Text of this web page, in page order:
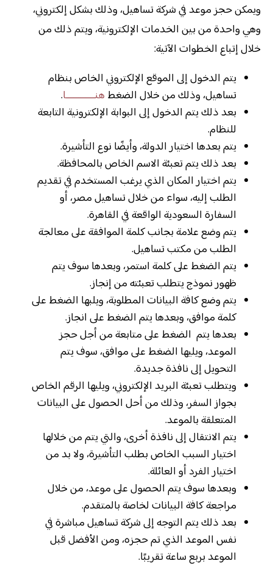
ويمكن حجز موعد في شركة تساهيل، وذلك بشكل إلكتروني،
وهي واحدة من بين الخدمات الإلكترونية، ويتم ذلك من
خلال إتباع الخطوات الآتية:
يتم الدخول إلى الموقع الإلكتروني الخاص بنظام
تساهيل، وذلك من خلال الضغط هنــــــــــــا.
بعد ذلك يتم الدخول إلى البوابة الإلكترونية التابعة
للنظام.
يتم بعدها اختيار الدولة، وأيضًا نوع التأشيرة.
بعد ذلك يتم تعبئة الاسم الخاص بالمحافظة.
يتم اختيار المكان الذي يرغب المستخدم في تقديم
الطلب إليه، سواء من خلال تساهيل مصر، أو
السفارة السعودية الواقعة في القاهرة.
يتم وضع علامة بجانب كلمة الموافقة على معالجة
الطلب من مكتب تساهيل.
يتم الضغط على كلمة استمر، وبعدها سوف يتم
ظهور نموذج يتطلب تعبئته من إنجاز.
يتم وضع كافة البيانات المطلوبة، ويلبها الضغط على
كلمة موافق، وبعدها يتم الضغط على انجاز.
بعدها يتم الضغط على متابعة من أجل حجز
الموعد، ويليها الضغط على موافق، سوف يتم
التحويل إلى نافذة جديدة.
ويتطلب تعبئة البريد الإلكتروني، ويليها الرقم الخاص
بجواز السفر، وذلك من أحل الحصول على البيانات
المتعلقة بالموعد.
يتم الانتقال إلى نافذة أخرى، والتي يتم من خلالها
اختيار السبب الخاص بطلب التأشيرة، ولا بد من
اختيار الفرد أو العائلة.
وبعدها سوف يتم الحصول على موعد، من خلال
مراجعة كافة البيانات لخاصة بالمتقدم.
بعد ذلك يتم التوجه إلى شركة تساهيل مباشرة في
نفس الموعد الذي تم حجزه، ومن الأفضل قبل
الموعد بربع ساعة تقريبًا.